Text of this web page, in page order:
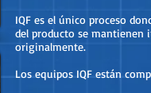
IQF es el único proceso
del producto se mantienen
originalmente.
Los equipos IQF están